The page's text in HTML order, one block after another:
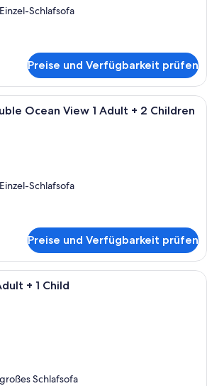
Schlafsofa
Preise und Verfügbarkeit prüfen
Ein Hotelzimmer mit Bett,
Ocean View 1 Adult + 2 Children
Schlafsofa
Preise und Verfügbarkeit prüfen
Ein modernes Hotelzimmer mit
+ 1 Child
Schlafsofa